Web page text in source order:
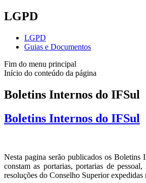
LGPD
LGPD
Guias e Documentos
Fim do menu principal
Início do conteúdo da página
Boletins Internos do IFSul
Boletins Internos do IFSul
Nesta pagina serão publicados os Boletins
constam as portarias, portarias de
resoluções do Conselho Superior